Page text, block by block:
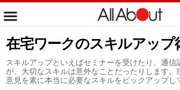
在宅ワークのスキルアップ
スキルアップといえばセミナーを受けたり、通信
が、大切なスキルは意外なことだったりします。
意見を素に本当に必要なスキルをピックアップし